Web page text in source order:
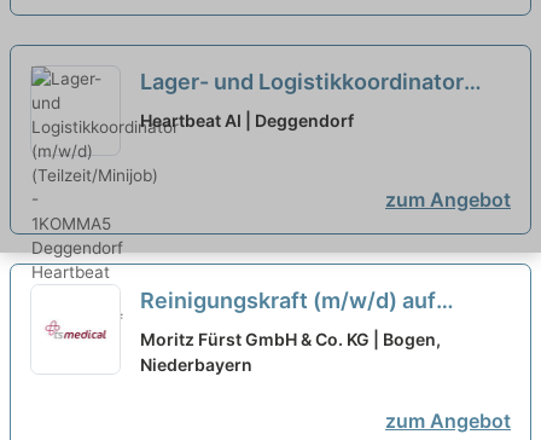
Lager- und Logistikkoordinator
(m/w/d) (Teilzeit/Minijob) -
Heartbeat AI | Deggendorf
zum Angebot
Reinigungskraft (m/w/d) auf
Minijob-Basis oder in Teilzeit am
Vormittag, 5 Std. / Tag
Moritz Fürst GmbH & Co. KG | Bogen,
Niederbayern
zum Angebot